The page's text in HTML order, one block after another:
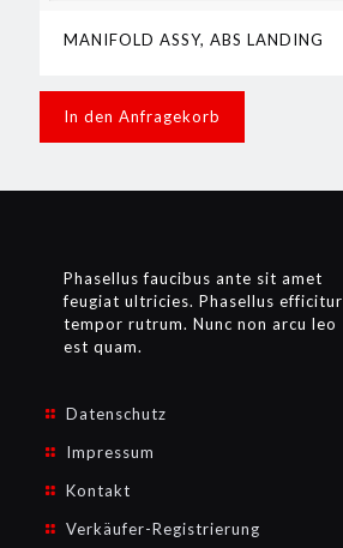
MANIFOLD ASSY, ABS LANDING
In den Anfragekorb
Phasellus faucibus ante sit amet
feugiat ultricies. Phasellus efficitur
tempor rutrum. Nunc non arcu leo
est quam.
Datenschutz
Impressum
Kontakt
Verkäufer-Registrierung